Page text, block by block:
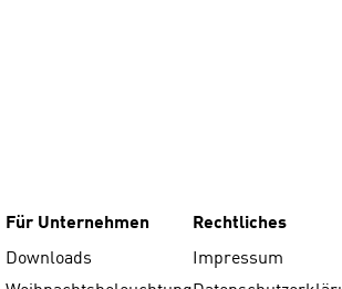
Für Unternehmen
Downloads
Rechtliches
Impressum